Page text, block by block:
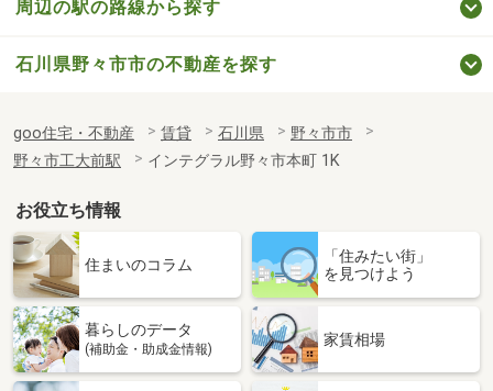
周辺の駅の路線から探す
石川県野々市市の不動産を探す
goo住宅・不動産 賃貸 石川県
野々市市
野々市工大前駅
インテグラル野々市本町 1K
お役立ち情報
住まいのコラム
「住みたい街」
を見つけよう
暮らしのデータ
(補助金・助成金情報)
家賃相場